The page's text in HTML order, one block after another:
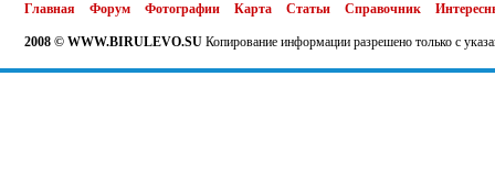
Главная Форум Фотографии Карта Статьи Справочник
2008 © WWW.BIRULEVO.SU Копирование информации разрешено только с